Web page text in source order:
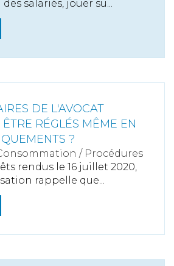
salariés, jouer su...
DE L'AVOCAT
RÉGLÉS MÊME EN
?
/ Procédures
rendus le 16 juillet 2020,
rappelle que...